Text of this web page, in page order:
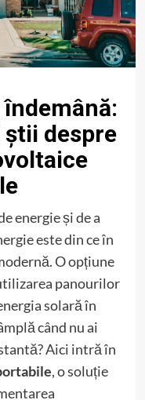
știi despre
energie și de a
este din ce în
O opțiune
panourilor
solară în
când nu ai
Aici intră în
, o soluție